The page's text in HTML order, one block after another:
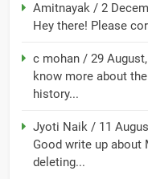
Amitnayak / 2
Hey there! Please
c mohan / 29
know more about
history...
Jyoti Naik / 11
Good write up about
deleting...